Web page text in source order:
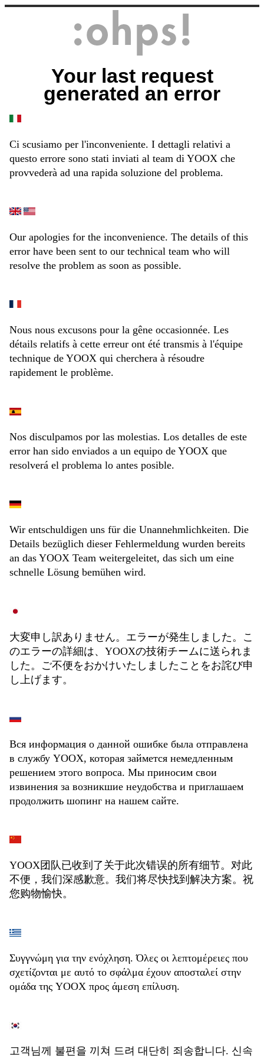
Your last request
generated an error
Ci scusiamo per l'inconveniente. I dettagli relativi a
questo errore sono stati inviati al team di YOOX che
provvederà ad una rapida soluzione del problema.
Our apologies for the inconvenience. The details of this
error have been sent to our technical team who will
resolve the problem as soon as possible.
Nous nous excusons pour la gêne occasionnée. Les
détails relatifs à cette erreur ont été transmis à l'équipe
technique de YOOX qui cherchera à résoudre
rapidement le problème.
Nos disculpamos por las molestias. Los detalles de este
error han sido enviados a un equipo de YOOX que
resolverá el problema lo antes posible.
Wir entschuldigen uns für die Unannehmlichkeiten. Die
Details bezüglich dieser Fehlermeldung wurden bereits
an das YOOX Team weitergeleitet, das sich um eine
schnelle Lösung bemühen wird.
大変申し訳ありません。エラーが発生しました。こ
のエラーの詳細は、YOOXの技術チームに送られま
した。ご不便をおかけいたしましたことをお詫び申
し上げます。
Вся информация о данной ошибке была отправлена
в службу YOOX, которая займется немедленным
решением этого вопроса. Мы приносим свои
извинения за возникшие неудобства и приглашаем
продолжить шопинг на нашем сайте.
YOOX团队已收到了关于此次错误的所有细节。对此
不便，我们深感歉意。我们将尽快找到解决方案。祝
您购物愉快。
Συγγνώμη για την ενόχληση. Όλες οι λεπτομέρειες που
σχετίζονται με αυτό το σφάλμα έχουν αποσταλεί στην
ομάδα της YOOX προς άμεση επίλυση.
고객님께 불편을 끼쳐 드려 대단히 죄송합니다. 신속